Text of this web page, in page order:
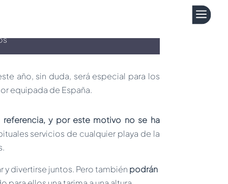
a
año, sin duda, será especial para los
equipada de España.
y por este motivo no se ha
servicios de cualquier playa de la
divertirse juntos. Pero también podrán